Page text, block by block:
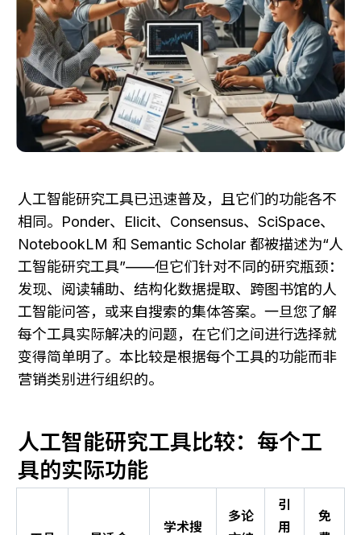
人工智能研究工具已迅速普及，且它们的功能各不
相同。Ponder、Elicit、Consensus、SciSpace、
NotebookLM 和 Semantic Scholar 都被描述为“人
工智能研究工具”——但它们针对不同的研究瓶颈：
发现、阅读辅助、结构化数据提取、跨图书馆的人
工智能问答，或来自搜索的集体答案。一旦您了解
每个工具实际解决的问题，在它们之间进行选择就
变得简单明了。本比较是根据每个工具的功能而非
营销类别进行组织的。
人工智能研究工具比较：每个工
具的实际功能
学术搜
多论
引
用
免